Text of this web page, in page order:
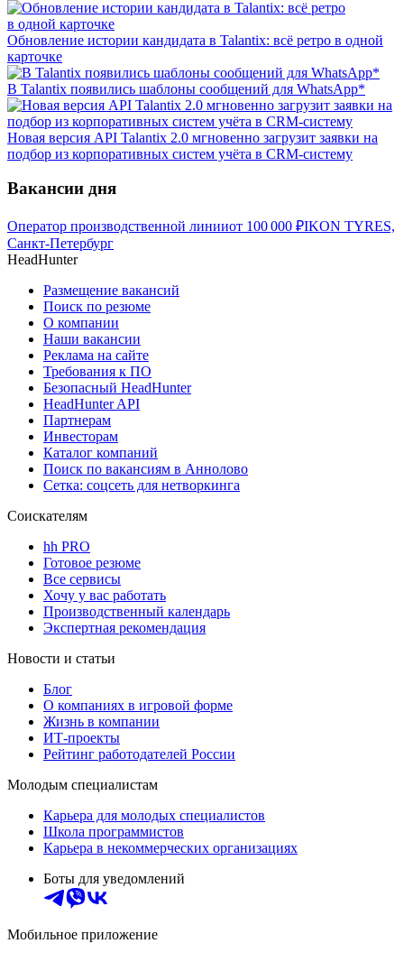
Обновление истории кандидата в Talantix: всё ретро в одной
карточке
В Talantix появились шаблоны сообщений для WhatsApp*
Новая версия API Talantix 2.0 мгновенно загрузит заявки на
подбор из корпоративных систем учёта в CRM-систему
Вакансии дня
Оператор производственной линииот 100 000 ₽IKON TYRES,
Санкт-Петербург
HeadHunter
Размещение вакансий
Поиск по резюме
О компании
Наши вакансии
Реклама на сайте
Требования к ПО
Безопасный HeadHunter
HeadHunter API
Партнерам
Инвесторам
Каталог компаний
Поиск по вакансиям в Аннолово
Сетка: соцсеть для нетворкинга
Соискателям
hh PRO
Готовое резюме
Все сервисы
Хочу у вас работать
Производственный календарь
Экспертная рекомендация
Новости и статьи
Блог
О компаниях в игровой форме
Жизнь в компании
ИТ-проекты
Рейтинг работодателей России
Молодым специалистам
Карьера для молодых специалистов
Школа программистов
Карьера в некоммерческих организациях
Боты для уведомлений
Мобильное приложение